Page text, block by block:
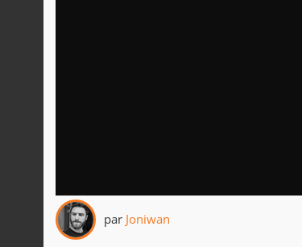
par Joniwan